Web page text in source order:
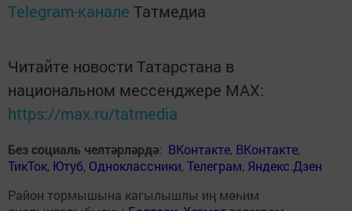
Telegram-канале Татмедиа
Читайте новости Татарстана в
национальном мессенджере MАХ:
https://max.ru/tatmedia
Без социаль челтәрләрдә: ВКонтакте, ВКонтакте,
ТикТок, Ютуб, Одноклассники,Телеграм, Яндекс.Дзен
Район тормышына кагылышлы иң мөһим